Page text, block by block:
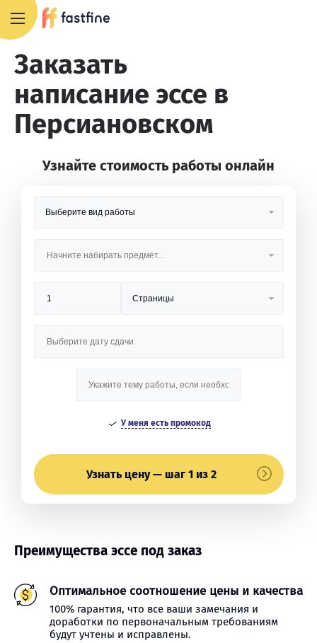
Заказать
написание эссе в
Персиановском
Узнайте стоимость работы онлайн
У меня есть промокод
Узнать цену — шаг 1 из 2
Преимущества эссе под заказ
Оптимальное соотношение цены и качества
100% гарантия, что все ваши замечания и
доработки по первоначальным требованиям
будут учтены и исправлены.